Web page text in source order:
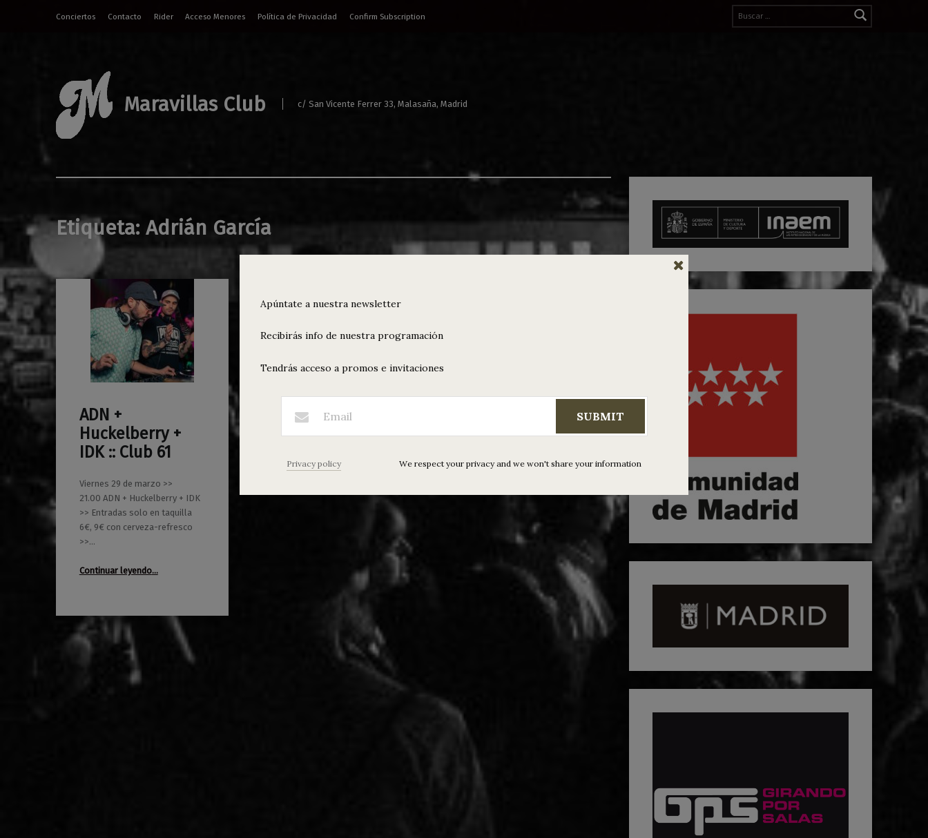
Buscar:
Conciertos
Contacto Rider Acceso Menores Política de Privacidad Confirm Subscription
Maravillas Club c/ San Vicente Ferrer 33, Malasaña, Madrid
Etiqueta: Adrián García
ADN +
Huckelberry +
IDK :: Club 61
Viernes 29 de marzo >>
21.00 ADN + Huckelberry + IDK
>> Entradas solo en taquilla
6€, 9€ con cerveza-refresco
>>…
Continuar leyendo“ADN + Huckelberry + IDK :: Club 61”
…
19/03/2019
0
Maravillas
Apúntate a nuestra newsletter
Recibirás info de nuestra programación
Tendrás acceso a promos e invitaciones
SUBMIT
Privacy policy We respect your privacy and we won't share your information